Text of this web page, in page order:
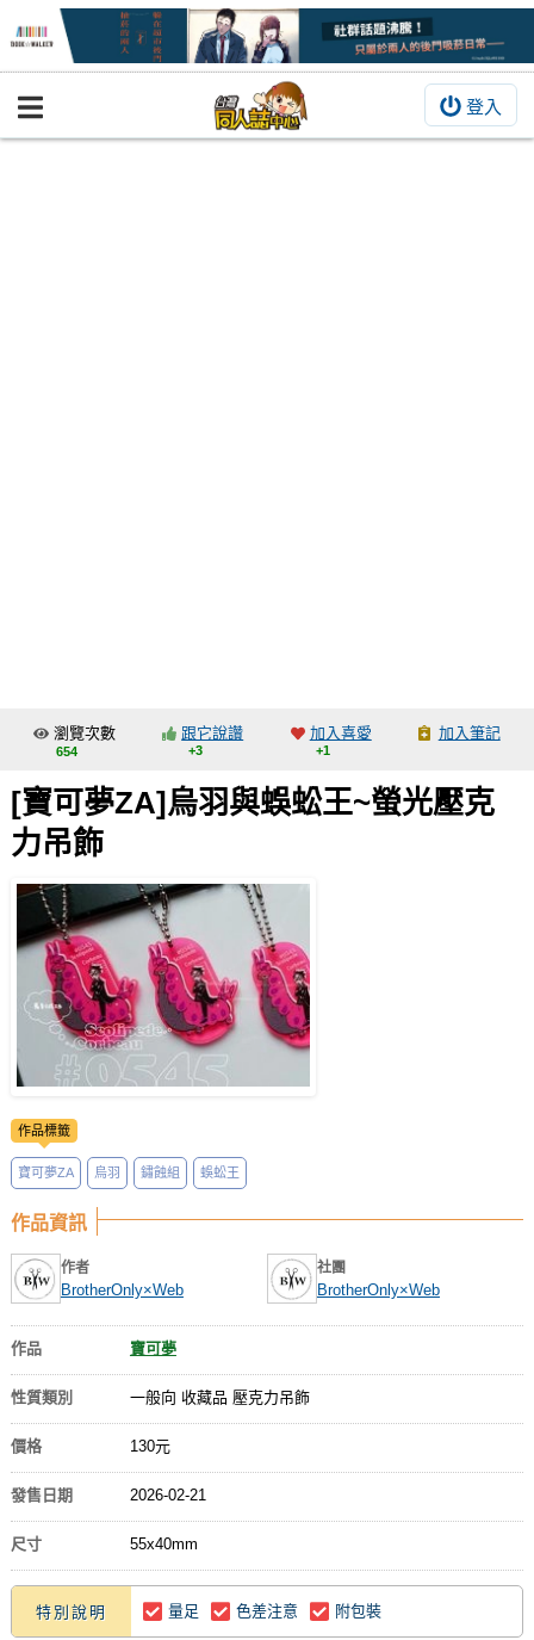
登入
BOOKY書集倉庫
交流中心
攤位轉讓區
會員功能選單
註冊會員
登入
瀏覽次數
654
跟它說讚
+3
加入喜愛
+1
加入筆記
[寶可夢ZA]烏羽與蜈蚣王~螢光壓克
力吊飾
作品標籤
寶可夢ZA 烏羽 鏽蝕組 蜈蚣王
作品資訊
作者
BrotherOnly×Web
社團
BrotherOnly×Web
作品 寶可夢
性質類別 一般向 收藏品 壓克力吊飾
價格 130元
發售日期 2026-02-21
尺寸 55x40mm
特別說明 量足 色差注意 附包裝